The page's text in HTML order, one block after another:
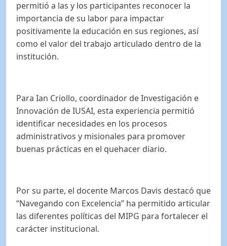
permitió a las y los participantes reconocer la
importancia de su labor para impactar
positivamente la educación en sus regiones, así
como el valor del trabajo articulado dentro de la
institución.
Para Ian Criollo, coordinador de Investigación e
Innovación de IUSAI, esta experiencia permitió
identificar necesidades en los procesos
administrativos y misionales para promover
buenas prácticas en el quehacer diario.
Por su parte, el docente Marcos Davis destacó que
“Navegando con Excelencia” ha permitido articular
las diferentes políticas del MIPG para fortalecer el
carácter institucional.